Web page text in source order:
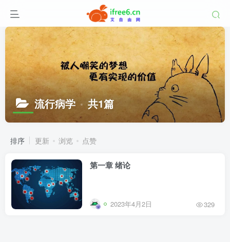
流行病学 共1篇
排序 更新 浏览 点赞
第一章 绪论
2023年4月2日 329